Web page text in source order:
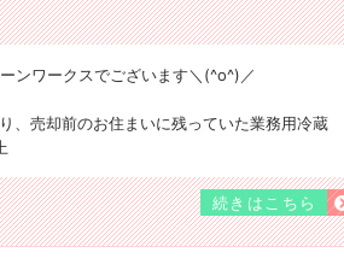
ンワークスでございます＼(^o^)／
、売却前のお住まいに残っていた業務用冷蔵
続きはこちら